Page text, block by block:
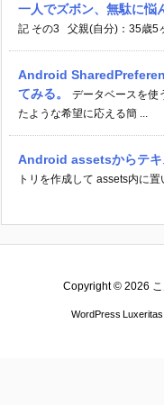
一人でズボン、無駄に悩
記 その3 父親(自分)：35歳5ヶ
Android
てみる。
データベースを使
たような希望に応える簡 ...
Android assetsからテキ
トリを作成して assets内に置
Copyright © 2026
WordPress